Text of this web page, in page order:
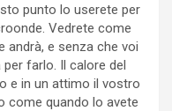
punto lo userete per
Vedrete come
andrà, e senza che voi
farlo. Il calore del
e in un attimo il vostro
come quando lo avete